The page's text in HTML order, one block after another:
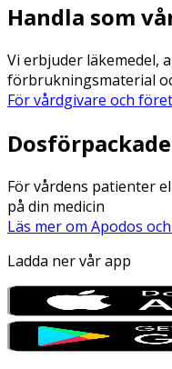
Handla som
Vi erbjuder läkemedel,
förbrukningsmaterial
För vårdgivare och
För vårdens patienter
på din medicin
Läs mer om Apodos
Ladda ner vår app